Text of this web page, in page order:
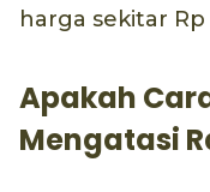
harga sekitar
Apakah
Mengatasi